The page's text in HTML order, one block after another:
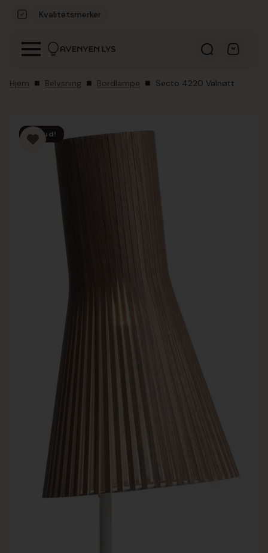
Kvalitetsmerker
Hjem Belysning Bordlampe Secto 4220 Valnøtt
Tilbud!